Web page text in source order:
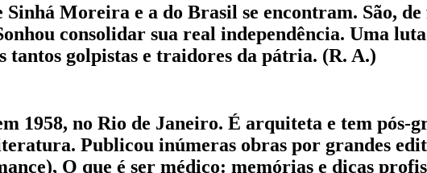
Moreira e a do Brasil se encontram. São, de
consolidar sua real independência. Uma
tantos golpistas e traidores da pátria. (R. A.)
1958, no Rio de Janeiro. É arquiteta e tem pós-
Publicou inúmeras obras por grandes
O que é ser médico: memórias e dicas